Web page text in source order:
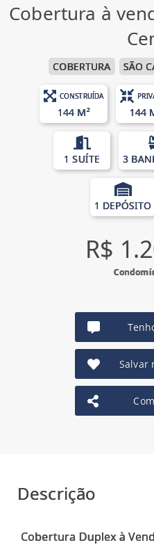
Cobertura à
COBERTURA SÃO
CONSTRUÍDA
144 M² 144
1 SUÍTE 3
1 DEPÓSITO
R$
Salvar
Descrição
Cobertura Duplex à